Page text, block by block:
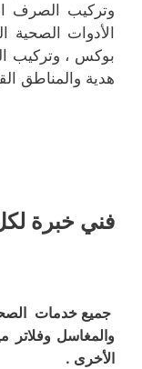
وتركيب الصرف
الأدوات الصحية
بوكس ، وتركيب
هدية والمناطق
فني خبرة
جميع خدمات
والمغاسل
الأخرى .